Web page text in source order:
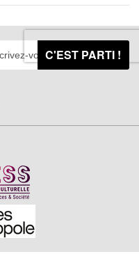
C'EST PARTI !